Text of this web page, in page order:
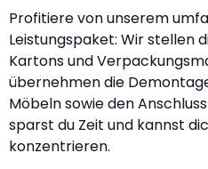
Profitiere von unserem
Leistungspaket: Wir stellen
Kartons und
übernehmen die
Möbeln sowie den
sparst du Zeit und kannst
konzentrieren.